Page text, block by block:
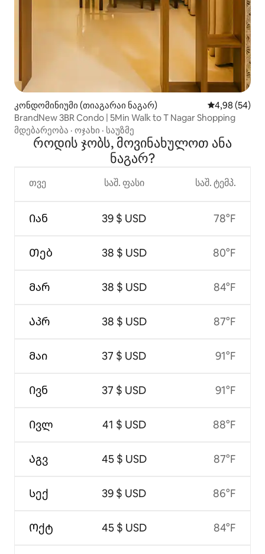
კონდომინიუმი (თიაგარაი ნაგარ) საშუალო
4,98 (54)
BrandNew 3BR Condo | 5Min Walk to T Nagar Shopping
მდებარეობა · ოჯახი · საუზმე
როდის ჯობს, მოვინახულოთ ანა
ნაგარ?
თვე
Იან
Თებ
Მარ
Აპრ
Მაი
Ივნ
Ივლ
Აგვ
Სექ
Ოქტ
საშ. ფასი
39 $ USD
38 $ USD
38 $ USD
38 $ USD
37 $ USD
37 $ USD
41 $ USD
45 $ USD
39 $ USD
45 $ USD
საშ. ტემპ.
78°F
80°F
84°F
87°F
91°F
91°F
88°F
87°F
86°F
84°F